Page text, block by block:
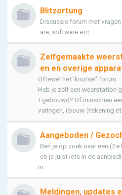
Blitzortung
Discussie forum met
are, software etc
Zelfgemaakte
en en overige
Oftewel het 'knutsel' forum.
Heb je zelf een weerstation
t gebouwd? Of misschien
varingen, (bouw-)tekening
Aangeboden /
Ben je op zoek naar een
eb je juist iets in de
m...
Meldingen, updates